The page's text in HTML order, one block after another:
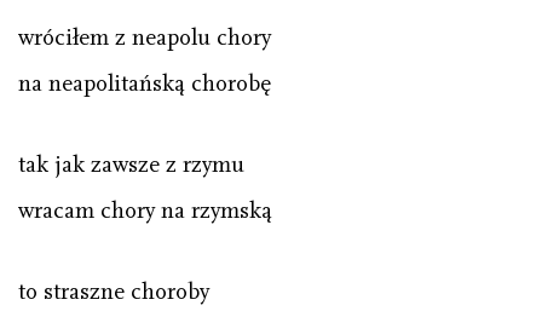
wróciłem z neapolu chory
na neapolitańską chorobę
tak jak zawsze z rzymu
wracam chory na rzymską
to straszne choroby